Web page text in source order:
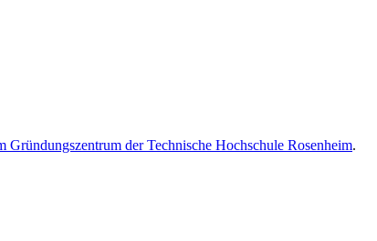
Gründungszentrum der Technische Hochschule Rosenheim.